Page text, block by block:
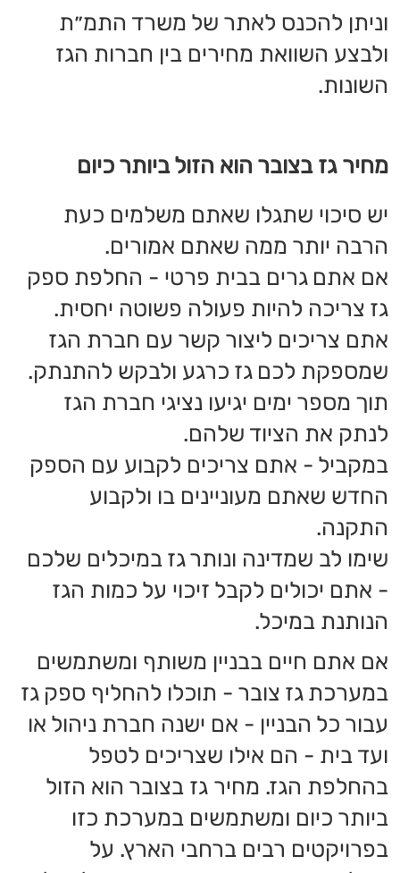
החדש שאתם מעוניינים בו ולקבוע
התקנה.
שימו לב שמדינה ונותר גז במיכלים שלכם
עבור כל הבניין - אם ישנה חברת ניהול או
בהחלפת הגז. מחיר גז בצובר הוא הזול
ביותר כיום ומשתמשים במערכת כזו
בפרויקטים רבים ברחבי הארץ. על
החלפת ספק גז בבניין משותף יש לקבל
החלטה משותפת - שימו לב שחברה לא
הסיבה שמחיר גז בצובר הוא הנמוך ביותר,
היא משום שמדובר בכמות גדולה של גז -
כמו שזה תמיד עובד בשוק - ככל שקונים
משמעותית יותר. השוואת מחירים היא
חשובה מאין כמוה - פתיחת השוק
למספר ספקי גז מעודדת תחרות בין
הספקים ומאפשרת הורדת מחירים עבור
המחיר לק״ג אחד של גז בישול בתוך צובר,
יהיה זול יותר מק״ג אחד במיכל פרטי.
לכן, בבניין משותף תמיד עדיף להצטרף
אל שאר הדיירים וליהנות ממחיר גז בצובר
זכרו! כל התקנה והחלפה של מיכלי גז
חייבת להתבצע על ידיטכנאי גז
תקלות שיכולות לצוץ בעת החלפת
המיכלים.